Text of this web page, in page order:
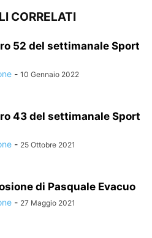
CORRELATI
52 del settimanale Sport
- 10 Gennaio 2022
43 del settimanale Sport
- 25 Ottobre 2021
di Pasquale Evacuo
- 27 Maggio 2021